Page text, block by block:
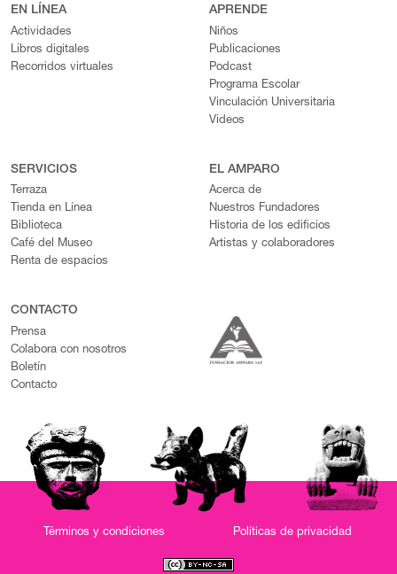
EN LÍNEA
Actividades
Libros digitales
Recorridos virtuales
APRENDE
Niños
Publicaciones
Podcast
Programa Escolar
Vinculación Universitaria
Videos
SERVICIOS
Terraza
Tienda en Línea
Biblioteca
Café del Museo
Renta de espacios
EL AMPARO
Acerca de
Nuestros Fundadores
Historia de los edificios
Artistas y colaboradores
CONTACTO
Prensa
Colabora con nosotros
Boletín
Contacto
Términos y condiciones Políticas de privacidad